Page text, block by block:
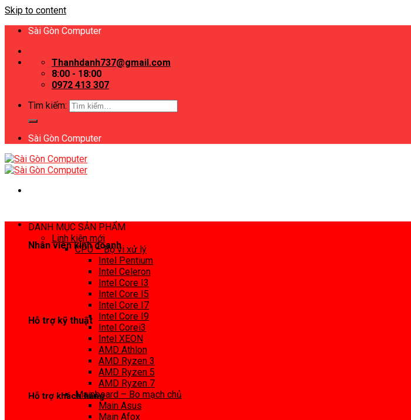
Skip to content
Sài Gòn Computer
Thanhdanh737@gmail.com
8:00 - 18:00
0972 413 307
Tìm kiếm:
Sài Gòn Computer
Nhân viên kinh doanh
Hỗ trợ kỹ thuật
Hỗ trợ khách hàng
DANH MỤC SẢN PHẨM
Linh kiện mới
CPU – Bộ vi xử lý
Intel Pentium
Intel Celeron
Intel Core I3
Intel Core I5
Intel Core I7
Intel Core I9
Intel Corei3
Intel XEON
AMD Athlon
AMD Ryzen 3
AMD Ryzen 5
AMD Ryzen 7
Mainboard – Bo mạch chủ
Main Asus
Main Afox